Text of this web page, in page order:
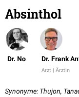
Absinthol
Dr. No Dr. Frank
Arzt | Ärztin
Synonyme: Thujon,